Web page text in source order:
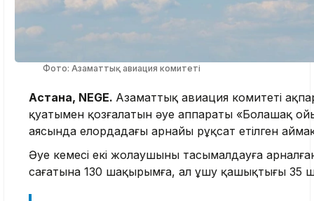
Фото: Азаматтық авиация комитеті
Астана, NEGE. Азаматтық авиация комитеті
қуатымен қозғалатын әуе аппараты «Болашақ
аясында елордадағы арнайы рұқсат етілген
Әуе кемесі екі жолаушыны тасымалдауға
сағатына 130 шақырымға, ал ұшу қашықтығы 35